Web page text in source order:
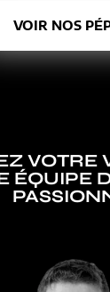
VOIR NOS
VOTRE
ÉQUIPE